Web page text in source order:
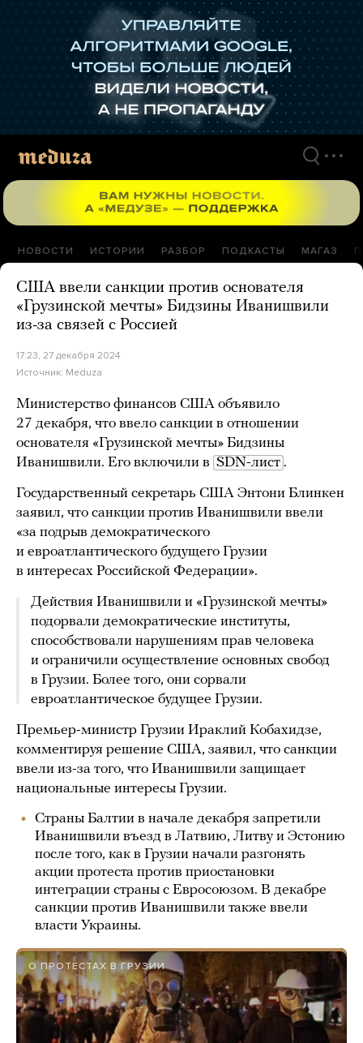
НОВОСТИ ИСТОРИИ РАЗБОР ПОДКАСТЫ МАГАЗ
США ввели санкции против основателя
«Грузинской мечты» Бидзины Иванишвили
из-за связей с Россией
17:23, 27 декабря 2024
Источник: Meduza
Министерство финансов США объявило
27 декабря, что ввело санкции в отношении
основателя «Грузинской мечты» Бидзины
Иванишвили. Его включили в SDN-лист .
Государственный секретарь США Энтони Блинкен
заявил, что санкции против Иванишвили ввели
«за подрыв демократического
и евроатлантического будущего Грузии
в интересах Российской Федерации».
Действия Иванишвили и «Грузинской мечты»
подорвали демократические институты,
способствовали нарушениям прав человека
и ограничили осуществление основных свобод
в Грузии. Более того, они сорвали
евроатлантическое будущее Грузии.
Премьер-министр Грузии Ираклий Кобахидзе,
комментируя решение США, заявил, что санкции
ввели из-за того, что Иванишвили защищает
национальные интересы Грузии.
Страны Балтии в начале декабря запретили
Иванишвили въезд в Латвию, Литву и Эстонию
после того, как в Грузии начали разгонять
акции протеста против приостановки
интеграции страны с Евросоюзом. В декабре
санкции против Иванишвили также ввели
власти Украины.
О ПРОТЕСТАХ В ГРУЗИИ